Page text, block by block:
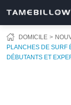
DOMICILE
PLANCHES DE SURF
DÉBUTANTS ET